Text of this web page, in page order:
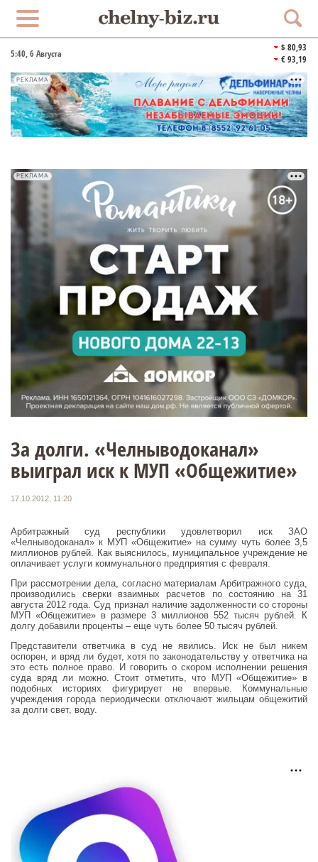
5:40, 6 Августа
$ 80,93
€ 93,19
РЕКЛАМА
РЕКЛАМА
За долги. «Челныводоканал»
выиграл иск к МУП «Общежитие»
17.10.2012, 11:20
Арбитражный суд республики удовлетворил иск ЗАО
«Челныводоканал» к МУП «Общежитие» на сумму чуть более 3,5
миллионов рублей. Как выяснилось, муниципальное учреждение не
оплачивает услуги коммунального предприятия с февраля.
При рассмотрении дела, согласно материалам Арбитражного суда,
производились сверки взаимных расчетов по состоянию на 31
августа 2012 года. Суд признал наличие задолженности со стороны
МУП «Общежитие» в размере 3 миллионов 552 тысяч рублей. К
долгу добавили проценты – еще чуть более 50 тысяч рублей.
Представители ответчика в суд не явились. Иск не был никем
оспорен, и вряд ли будет, хотя по законодательству у ответчика на
это есть полное право. И говорить о скором исполнении решения
суда вряд ли можно. Стоит отметить, что МУП «Общежитие» в
подобных историях фигурирует не впервые. Коммунальные
учреждения города периодически отключают жильцам общежитий
за долги свет, воду.